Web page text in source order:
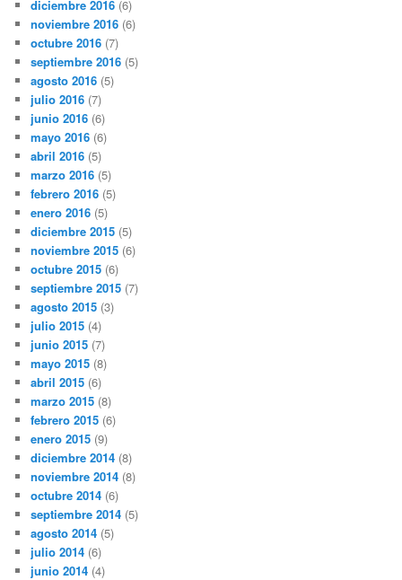
diciembre 2016 (6)
noviembre 2016 (6)
octubre 2016 (7)
septiembre 2016 (5)
agosto 2016 (5)
julio 2016 (7)
junio 2016 (6)
mayo 2016 (6)
abril 2016 (5)
marzo 2016 (5)
febrero 2016 (5)
enero 2016 (5)
diciembre 2015 (5)
noviembre 2015 (6)
octubre 2015 (6)
septiembre 2015 (7)
agosto 2015 (3)
julio 2015 (4)
junio 2015 (7)
mayo 2015 (8)
abril 2015 (6)
marzo 2015 (8)
febrero 2015 (6)
enero 2015 (9)
diciembre 2014 (8)
noviembre 2014 (8)
octubre 2014 (6)
septiembre 2014 (5)
agosto 2014 (5)
julio 2014 (6)
junio 2014 (4)